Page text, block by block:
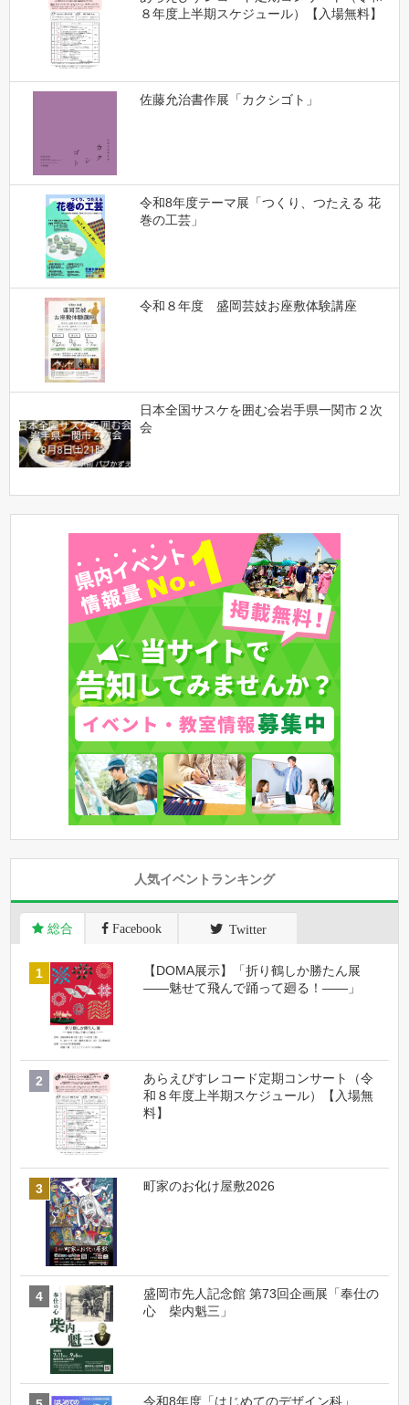
８年度上半期スケジュール）【入場無料】
佐藤允治書作展「カクシゴト」
令和8年度テーマ展「つくり、つたえる 花
巻の工芸」
令和８年度 盛岡芸妓お座敷体験講座
日本全国サスケを囲む会岩手県一関市２次
会
人気イベントランキング
総合 Facebook Twitter
【DOMA展示】「折り鶴しか勝たん展
――魅せて飛んで踊って廻る！――」
あらえびすレコード定期コンサート（令
和８年度上半期スケジュール）【入場無
料】
町家のお化け屋敷2026
盛岡市先人記念館 第73回企画展「奉仕の
心 柴内魁三」
令和8年度「はじめてのデザイン科」